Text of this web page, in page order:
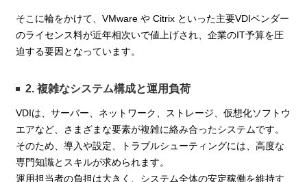
そこに輪をかけて、VMware や Citrix といった主要VDIベンダー
のライセンス料が近年相次いで値上げされ、企業のIT予算を圧
迫する要因となっています。
2. 複雑なシステム構成と運用負荷
VDIは、サーバー、ネットワーク、ストレージ、仮想化ソフトウ
エアなど、さまざまな要素が複雑に絡み合ったシステムです。
そのため、導入や設定、トラブルシューティングには、高度な
専門知識とスキルが求められます。
運用担当者の負担は大きく、システム全体の安定稼働を維持す